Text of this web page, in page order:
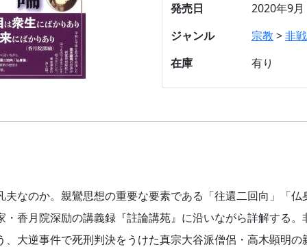
発売日
2020年9月
ジャンル
宗教 >非戦
在庫
有り
夫なのか。親鸞思想の重要な要素である「往還二回向」「仏
・香月院深励の講義録『註論講苑』に沿いながら詳解する。
、大逆事件で死刑判決をうけた真宗大谷派僧侶・高木顕明の